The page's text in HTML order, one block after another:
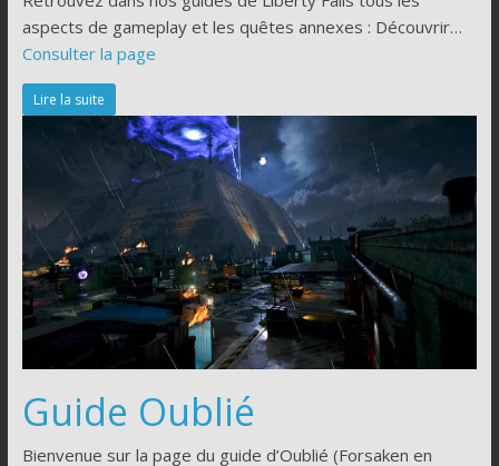
aspects de gameplay et les quêtes annexes : Découvrir…
Consulter la page
Lire la suite
Guide Oublié
Bienvenue sur la page du guide d’Oublié (Forsaken en